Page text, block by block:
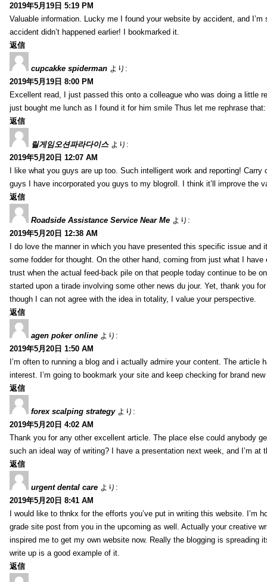
2019年5月19日 5:19 PM
Valuable information. Lucky me I found your website by accident, and I’m
accident didn’t happened earlier! I bookmarked it.
返信
cupcakke spiderman より:
2019年5月19日 8:00 PM
Excellent read, I just passed this onto a colleague who was doing a little
just bought me lunch as I found it for him smile Thus let me rephrase
返信
릴게임오션파라다이스 より:
2019年5月20日 12:07 AM
I like what you guys are up too. Such intelligent work and reporting! Carry
guys I have incorporated you guys to my blogroll. I think it’ll improve the
返信
Roadside Assistance Service Near Me より:
2019年5月20日 12:38 AM
I do love the manner in which you have presented this specific issue and
some fodder for thought. On the other hand, coming from just what I have
trust when the actual feed-back pile on that people today continue to be
started upon a tirade involving some other news du jour. Yet, thank you
though I can not agree with the idea in totality, I value your perspective.
返信
agen poker online より:
2019年5月20日 1:50 AM
I’m often to running a blog and i actually admire your content. The article
interest. I’m going to bookmark your site and keep checking for brand
返信
forex scalping strategy より:
2019年5月20日 4:02 AM
Thank you for any other excellent article. The place else could anybody
such an ideal way of writing? I have a presentation next week, and I’m at
返信
urgent dental care より:
2019年5月20日 8:41 AM
I would like to thnkx for the efforts you’ve put in writing this website. I’m
grade site post from you in the upcoming as well. Actually your creative
inspired me to get my own website now. Really the blogging is spreading
write up is a good example of it.
返信